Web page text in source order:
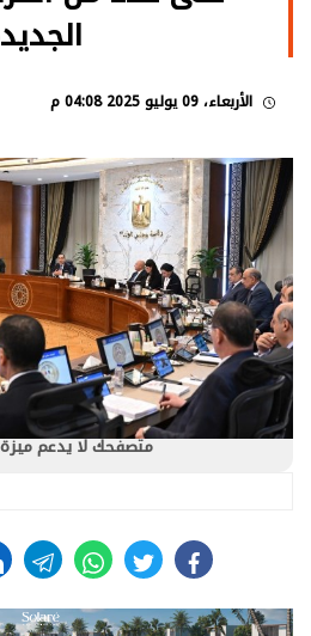
الأربعاء، 09 يوليو 2025 04:08 م
متصفحك لا يدعم
facebook
twitter
whats